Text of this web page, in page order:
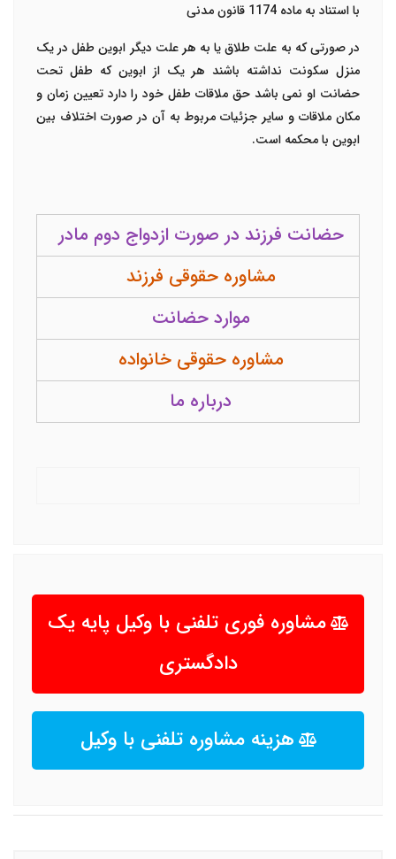
با استناد به ماده 1174 قانون مدنی
در صورتی که به علت طلاق یا به هر علت دیگر ابوین طفل در یک
منزل سکونت نداشته باشند هر یک از ابوین که طفل تحت‌
حضانت او نمی باشد حق ملاقات طفل خود را دارد تعیین زمان و
مکان ملاقات و سایر جزئیات مربوط به آن در صورت اختلاف بین
ابوین با محکمه ‌است.
حضانت فرزند در صورت ازدواج دوم مادر
مشاوره حقوقی فرزند
موارد حضانت
مشاوره حقوقی خانواده
درباره ما
مشاوره فوری تلفنی با وکیل پایه یک
دادگستری
هزینه مشاوره تلفنی با وکیل